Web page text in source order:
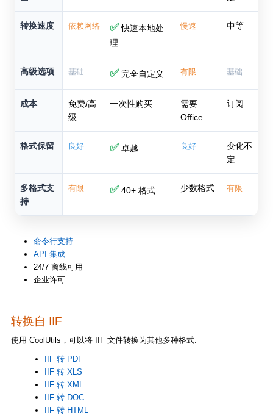
转换速度 依赖网络 ✅快速本地处
理
慢速 中等
高级选项 基础 ✅完全自定义 有限 基础
成本
免费/高
级
一次性购买
需要
Office
订阅
格式保留 良好 ✅卓越 良好
变化不
定
多格式支
持
有限 ✅40+ 格式 少数格式 有限
命令行支持
API 集成
24/7 离线可用
企业许可
转换自 IIF
使用 CoolUtils，可以将 IIF 文件转换为其他多种格式:
IIF 转 PDF
IIF 转 XLS
IIF 转 XML
IIF 转 DOC
IIF 转 HTML